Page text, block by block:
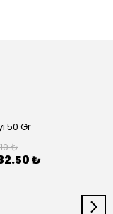
50 Gr
₺
₺